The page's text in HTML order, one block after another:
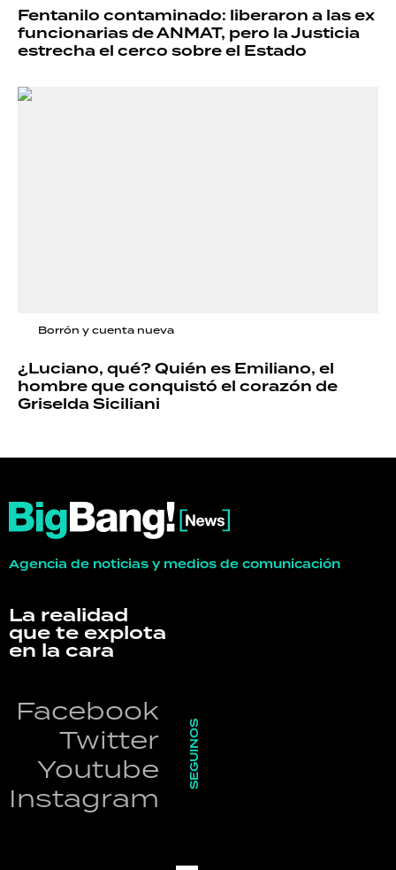
Fentanilo contaminado: liberaron a las ex
funcionarias de ANMAT, pero la Justicia
estrecha el cerco sobre el Estado
Borrón y cuenta nueva
¿Luciano, qué? Quién es Emiliano, el
hombre que conquistó el corazón de
Griselda Siciliani
Agencia de noticias y medios de comunicación
La realidad
que te explota
en la cara
Facebook
Twitter
Youtube
Instagram
SEGUINOS